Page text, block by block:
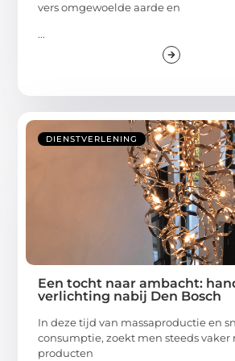
vers omgewoelde aarde en
...
DIENSTVERLENING
Een tocht naar ambacht:
verlichting nabij Den Bosch
In deze tijd van massaproductie en
consumptie, zoekt men steeds vaker
producten